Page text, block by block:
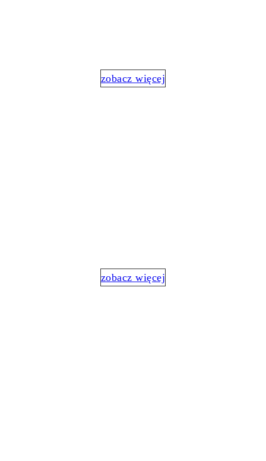
zobacz więcej
zobacz więcej